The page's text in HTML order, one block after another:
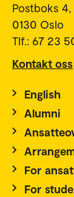
Postboks
0130 Oslo
Tlf.: 67 23
Kontakt oss
English
Alumni
For
For